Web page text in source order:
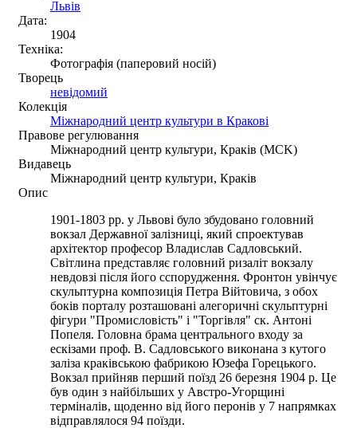
Львів
Дата:
1904
Техніка:
Фотографія (паперовий носій)
Творець
невідомий
Колекція
Міжнародний центр культури в Кракові
Правове регулювання
Міжнародний центр культури, Краків (MCK)
Видавець
Міжнародний центр культури, Краків
Опис
1901-1803 рр. у Львові було збудовано головний
вокзал Державної залізниці, який спроектував
архітектор професор Владислав Садловський.
Світлина представляє головний ризаліт вокзалу
невдовзі після його сспорудження. Фронтон увінчує
скульптурна композиція Петра Війтовича, з обох
боків порталу розташовані алегоричні скульптурні
фігури "Промисловість" і "Торгівля" ск. Антоні
Попеля. Головна брама центрального входу за
ескізами проф. В. Садловського виконана з кутого
заліза краківською фабрикою Юзефа Горецького.
Вокзал прийняв перший поїзд 26 березня 1904 р. Це
був один з найбільших у Австро-Угорщині
терміналів, щоденно від його перонів у 7 напрямках
відправлялося 94 поїзди.